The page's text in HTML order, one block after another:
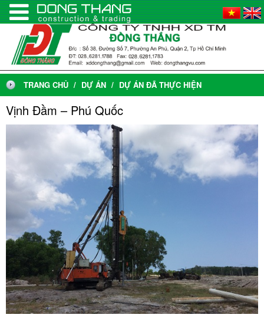
TRANG CHỦ DỰ ÁN DỰ ÁN ĐÃ THỰC HIỆN
Vịnh Đầm – Phú Quốc